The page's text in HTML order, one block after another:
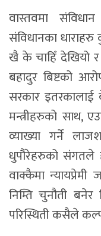
वास्तवमा
संविधानका
खै के चाहिँ देखियो
बहादुर बिष्टको
सरकार इतरकालाई
मन्त्रीहरुको साथ,
व्याख्या गर्ने
धुपौरेहरुको संगतले
वाक्कैमा न्यायप्रेमी
निम्ति चुनौती
परिस्थिती कसैले